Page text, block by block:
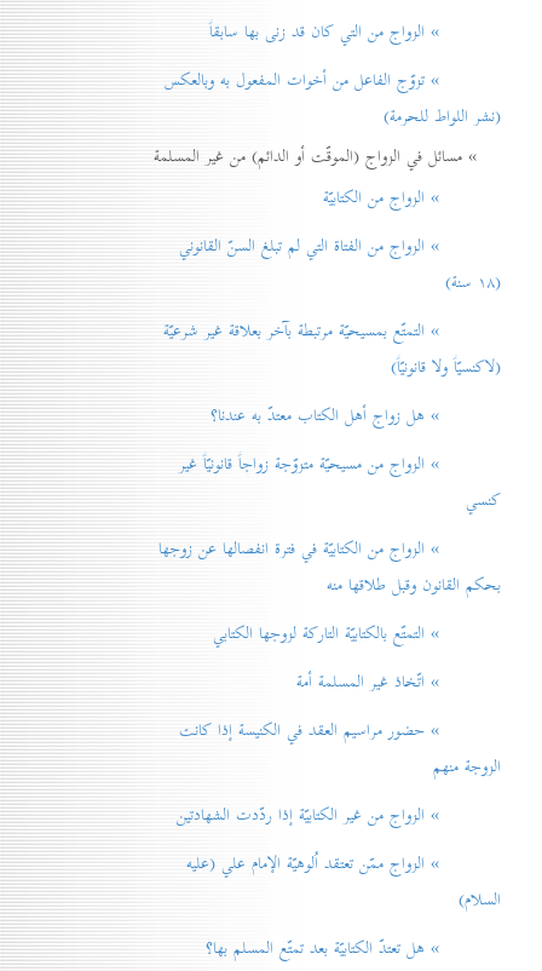
» الزواج من التي كان قد زنی بها سابقاً
» تزوّج الفاعل من أخوات المفعول به وبالعكس
(نشر اللواط للحرمة)
» مسائل في الزواج (الموقّت أو الدائم) من غير المسلمة
» الزواج من الكتابيّة
» الزواج من الفتاة التي لم تبلغ السنّ القانوني
(۱۸ سنة)
» التمتّع بمسيحيّة مرتبطة بآخر بعلاقة غير شرعيّة
(لاكنسيّاً ولا قانونيّاً)
» هل زواج أهل الكتاب معتدّ به عندنا؟
» الزواج من مسيحيّة متزوّجة زواجاً قانونيّاً غير
كنسي
» الزواج من الكتابيّة في فترة انفصالها عن زوجها
بحكم القانون وقبل طلاقها منه
» التمتّع بالكتابيّة التاركة لزوجها الكتابي
» اتّخاذ غير المسلمة أمة
» حضور مراسيم العقد في الكنيسة إذا كانت
الزوجة منهم
» الزواج من غير الكتابيّة إذا ردّدت الشهادتين
» الزواج ممّن تعتقد اُلوهيّة الإمام علي (عليه
السلام)
» هل تعتدّ الكتابيّة بعد تمتّع المسلم بها؟